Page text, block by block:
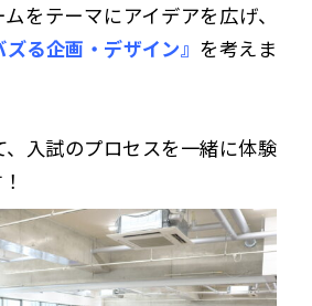
をテーマにアイデアを広げ、
ズる企画・デザイン』 を考えま
、入試のプロセスを一緒に体験